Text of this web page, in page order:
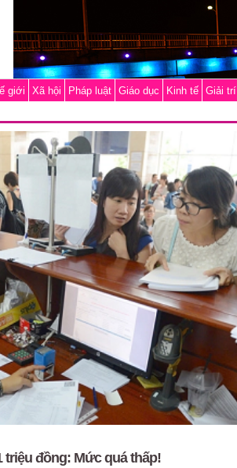
giới Xã hội Pháp luật Giáo dục Kinh tế Giải trí
triệu đồng: Mức quá thấp!